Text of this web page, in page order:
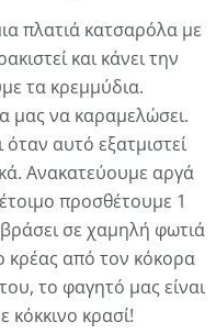
πλατιά κατσαρόλα με
και κάνει την
τα κρεμμύδια.
μας να καραμελώσει.
αυτό εξατμιστεί
Ανακατεύουμε αργά
προσθέτουμε 1
σε χαμηλή φωτιά
κρέας από τον κόκορα
το φαγητό μας είναι
κόκκινο κρασί!